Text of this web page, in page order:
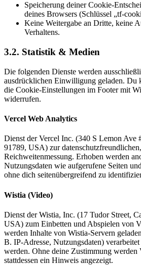
Speicherung deiner Cookie-
deines Browsers (Schlüssel „tf-
Keine Weitergabe an Dritte, keine
Verhaltens.
3.2. Statistik & Medien
Die folgenden Dienste werden
ausdrücklichen Einwilligung geladen. Du
die Cookie-Einstellungen im Footer mit
widerrufen.
Vercel Web Analytics
Dienst der Vercel Inc. (340 S Lemon Ave
91789, USA) zur
Reichweitenmessung. Erhoben werden
Nutzungsdaten wie aufgerufene Seiten
ohne dich seitenübergreifend zu
Wistia (Video)
Dienst der Wistia, Inc. (17 Tudor Street,
USA) zum Einbetten und Abspielen von
werden Inhalte von Wistia-Servern
B. IP-Adresse, Nutzungsdaten)
werden. Ohne deine Zustimmung werden
stattdessen ein Hinweis angezeigt.